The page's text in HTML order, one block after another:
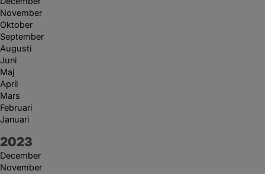
November
Oktober
September
Augusti
Juni
Maj
April
Mars
Februari
Januari
År:
2023
December
November